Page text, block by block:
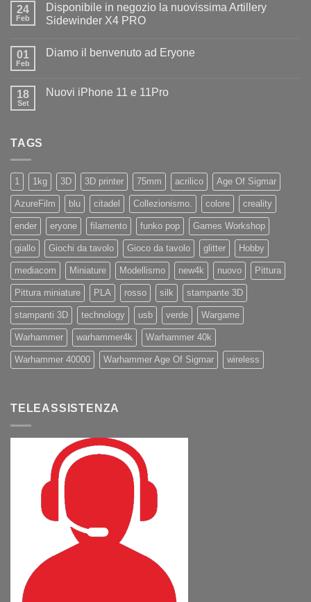
Diamo
il
benvenuto
24
Feb
Disponibile in negozio la nuovissima Artillery
Sidewinder X4 PRO
su
la
nuovissima
01
Feb
Diamo il benvenuto ad Eryone
Diamo
18
Set
Nuovi iPhone 11 e 11Pro
TAGS
1 1kg 3D 3D printer 75mm acrilico Age Of Sigmar
AzureFilm blu citadel Collezionismo. colore creality
ender eryone filamento funko pop Games Workshop
giallo Giochi da tavolo Gioco da tavolo glitter Hobby
mediacom Miniature Modellismo new4k nuovo Pittura
Pittura miniature PLA rosso silk stampante 3D
stampanti 3D technology usb verde Wargame
Warhammer warhammer4k Warhammer 40k
Warhammer 40000 Warhammer Age Of Sigmar wireless
TELEASSISTENZA